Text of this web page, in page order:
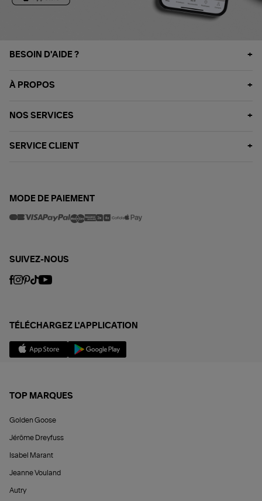
BESOIN D'AIDE ?
À PROPOS
NOS SERVICES
SERVICE CLIENT
MODE DE PAIEMENT
SUIVEZ-NOUS
TÉLÉCHARGEZ L'APPLICATION
TOP MARQUES
Golden Goose
Jérôme Dreyfuss
Isabel Marant
Jeanne Vouland
Autry